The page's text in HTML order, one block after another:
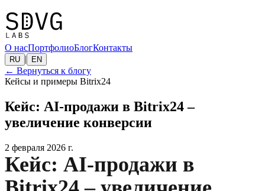
О насПортфолиоБлогКонтакты
RU | EN
← Вернуться к блогу
Кейсы и примеры Bitrix24
Кейс: AI-продажи в Bitrix24 –
увеличение конверсии
2 февраля 2026 г.
Кейс: AI-продажи в